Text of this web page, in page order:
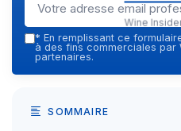
Wine
* En remplissant ce
à des fins commerciales par
partenaires.
SOMMAIRE